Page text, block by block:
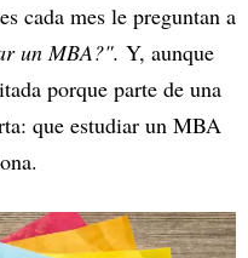
cada mes le preguntan a
un MBA?". Y, aunque
porque parte de una
que estudiar un MBA